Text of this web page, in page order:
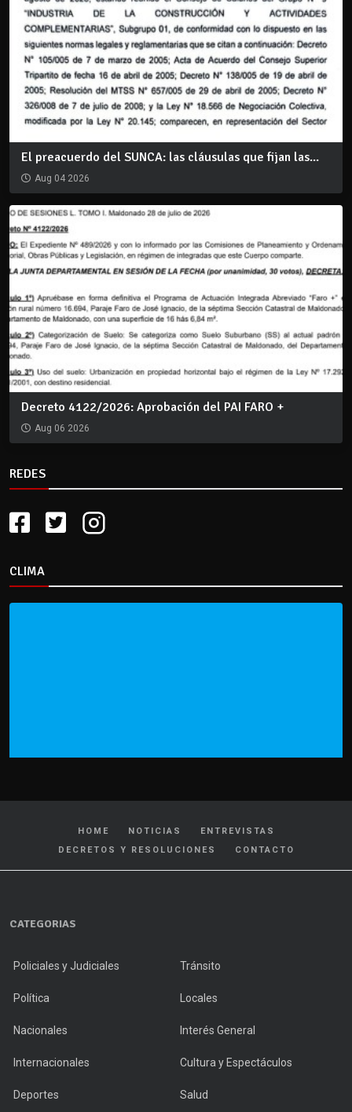
El preacuerdo del SUNCA: las cláusulas que fijan las...
Aug 04 2026
Decreto 4122/2026: Aprobación del PAI FARO +
Aug 06 2026
REDES
CLIMA
HOME NOTICIAS
ENTREVISTAS
DECRETOS Y RESOLUCIONES
CONTACTO
CATEGORIAS
Policiales y Judiciales Tránsito
Política Locales
Nacionales Interés General
Internacionales Cultura y Espectáculos
Deportes Salud